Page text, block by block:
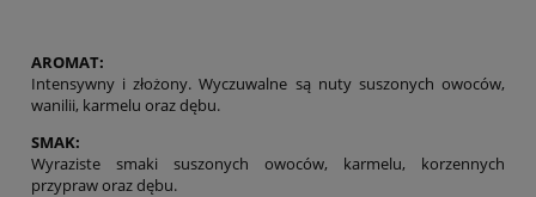
AROMAT:
Intensywny i złożony. Wyczuwalne są nuty suszonych owoców,
wanilii, karmelu oraz dębu.
SMAK:
Wyraziste smaki suszonych owoców, karmelu, korzennych
przypraw oraz dębu.